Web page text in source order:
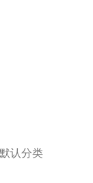
发
默认分类